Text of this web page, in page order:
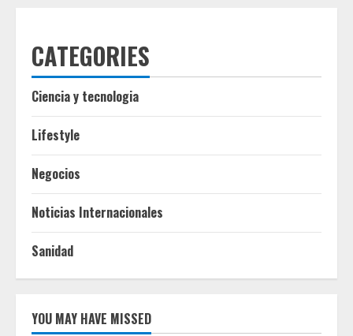
CATEGORIES
Ciencia y tecnologia
Lifestyle
Negocios
Noticias Internacionales
Sanidad
YOU MAY HAVE MISSED